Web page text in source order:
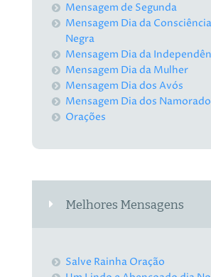
Mensagem de Segunda
Mensagem Dia da Consciência
Negra
Mensagem Dia da
Mensagem Dia da Mulher
Mensagem Dia dos Avós
Mensagem Dia dos
Orações
Melhores Mensagens
Salve Rainha Oração